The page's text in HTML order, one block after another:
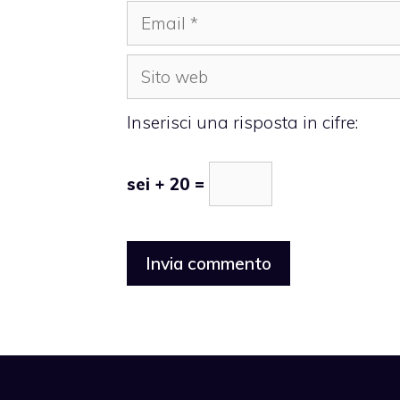
Email
Sito
web
Inserisci una risposta in cifre:
sei + 20 =